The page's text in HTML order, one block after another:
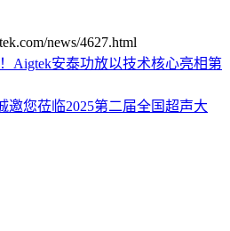
news/4627.html
Aigtek安泰功放以技术核心亮相第
邀您莅临2025第二届全国超声大